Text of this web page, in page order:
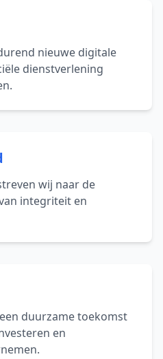
nieuwe digitale
dienstverlening
wij naar de
integriteit en
duurzame toekomst
en